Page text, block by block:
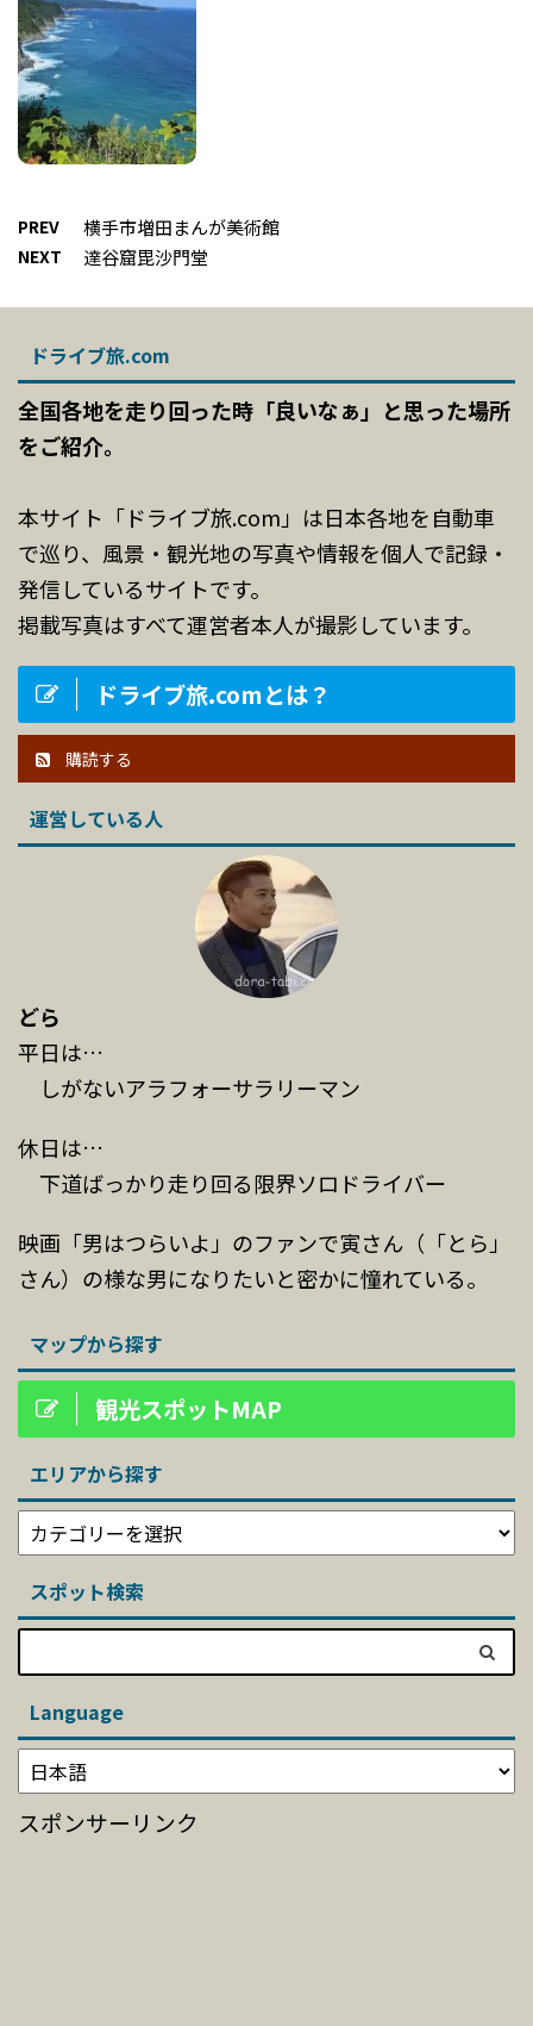
PREV 横手市増田まんが美術館
NEXT 達谷窟毘沙門堂
ドライブ旅.com
全国各地を走り回った時「良いなぁ」と思った場所
をご紹介。
本サイト「ドライブ旅.com」は日本各地を自動車
で巡り、風景・観光地の写真や情報を個人で記録・
発信しているサイトです。
掲載写真はすべて運営者本人が撮影しています。
ドライブ旅.comとは？
購読する
運営している人
どら
平日は…
しがないアラフォーサラリーマン
休日は…
下道ばっかり走り回る限界ソロドライバー
映画「男はつらいよ」のファンで寅さん（「とら」
さん）の様な男になりたいと密かに憧れている。
マップから探す
観光スポットMAP
エリアから探す
スポット検索
Language
スポンサーリンク